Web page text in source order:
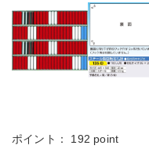
ポイント： 192 point